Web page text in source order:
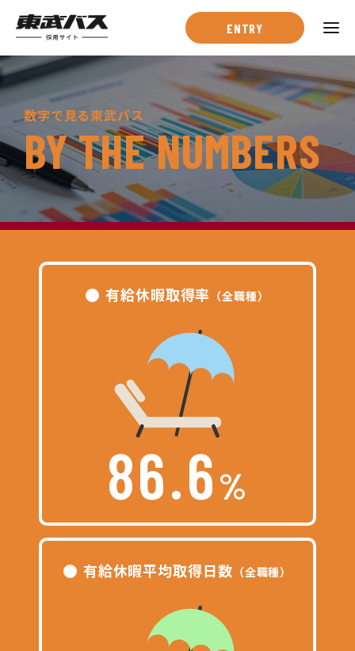
東武バスを知る
ー東武バスとは
ー東武バスの強み
数字で見る東武バス
仕事・人を知る
環境を知る
募集要項
説明会・採用試験
採用までの流れ
ENTRY
数字で見る東武バス
BY THE NUMBERS
有給休暇取得率 （全職種）
86.6%
有給休暇平均取得日数 （全職種）